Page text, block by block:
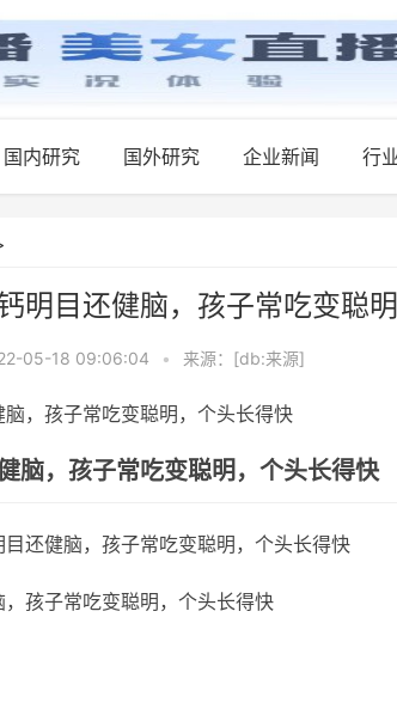
国内研究 国外研究 企业新闻 行
明目还健脑，孩子常吃变聪
05-18 09:06:04 • 来源：[db:来源]
脑，孩子常吃变聪明，个头长得快
还健脑，孩子常吃变聪明，个头长得快
孩子常吃变聪明，个头长得快